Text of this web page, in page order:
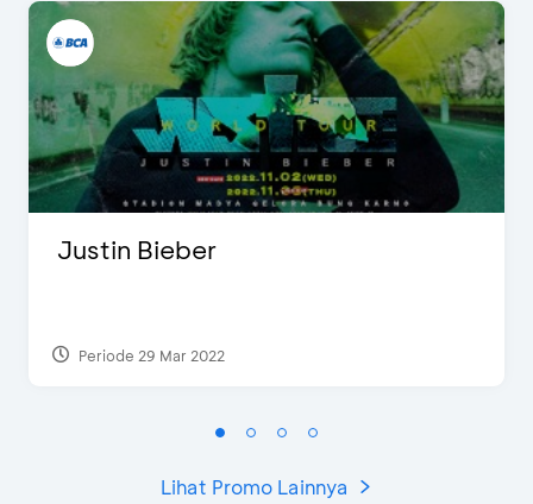
Justin Bieber
Periode 29 Mar 2022
Lihat Promo Lainnya